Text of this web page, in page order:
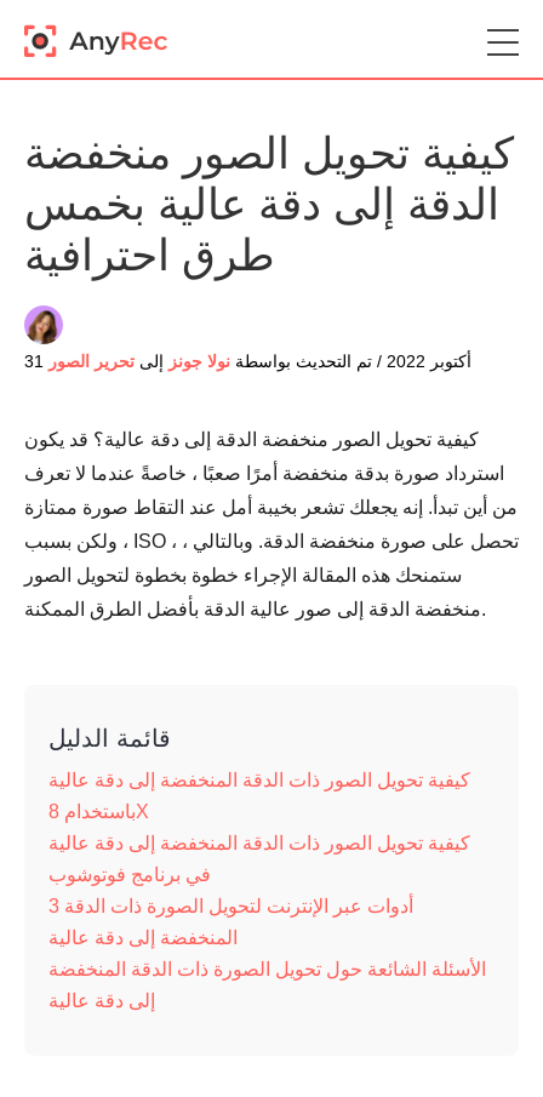
كيفية تحويل الصور منخفضة
الدقة إلى دقة عالية بخمس
طرق احترافية
31 أكتوبر 2022 / تم التحديث بواسطة نولا جونز إلى تحرير الصور
كيفية تحويل الصور منخفضة الدقة إلى دقة عالية؟ قد يكون
استرداد صورة بدقة منخفضة أمرًا صعبًا ، خاصةً عندما لا تعرف
من أين تبدأ. إنه يجعلك تشعر بخيبة أمل عند التقاط صورة ممتازة
، ولكن بسبب ISO ، تحصل على صورة منخفضة الدقة. وبالتالي ،
ستمنحك هذه المقالة الإجراء خطوة بخطوة لتحويل الصور
منخفضة الدقة إلى صور عالية الدقة بأفضل الطرق الممكنة.
قائمة الدليل
كيفية تحويل الصور ذات الدقة المنخفضة إلى دقة عالية
باستخدام 8X
كيفية تحويل الصور ذات الدقة المنخفضة إلى دقة عالية
في برنامج فوتوشوب
3 أدوات عبر الإنترنت لتحويل الصورة ذات الدقة
المنخفضة إلى دقة عالية
الأسئلة الشائعة حول تحويل الصورة ذات الدقة المنخفضة
إلى دقة عالية